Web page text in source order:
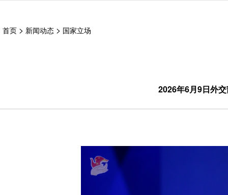
首页 > 新闻动态 > 国家立场
2026年6月9日外